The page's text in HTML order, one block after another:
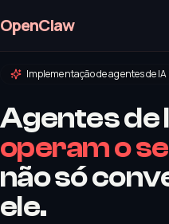
OpenClaw
Implementação de agentes de IA
Agentes de
operam o
não só
ele.